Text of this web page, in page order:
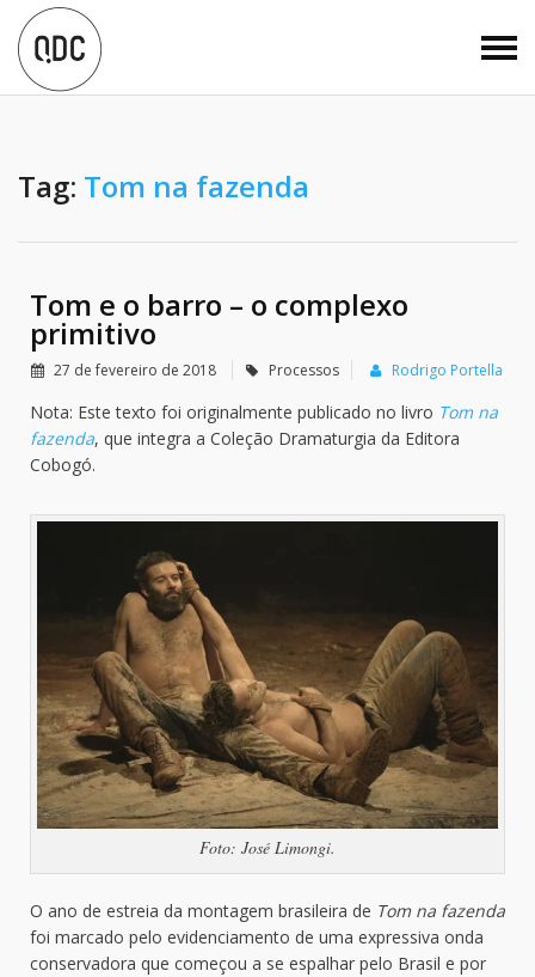
Tag: Tom na fazenda
Tom e o barro – o complexo
primitivo
27 de fevereiro de 2018 Processos Rodrigo Portella
Nota: Este texto foi originalmente publicado no livro Tom na
fazenda, que integra a Coleção Dramaturgia da Editora
Cobogó.
Foto: José Limongi.
O ano de estreia da montagem brasileira de Tom na fazenda
foi marcado pelo evidenciamento de uma expressiva onda
conservadora que começou a se espalhar pelo Brasil e por